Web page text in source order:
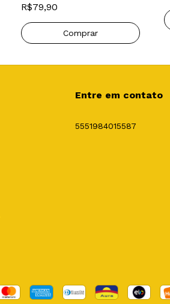
R$79,90
Entre em contato
5551984015587